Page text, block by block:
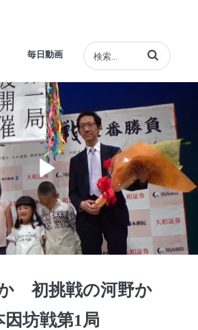
毎日動画 動画の検索語句
Play
初挑戦の河野か
坊戦第1局